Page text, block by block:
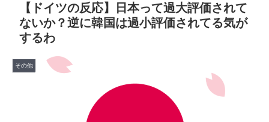
裁を海外メディアが報道！」
▶ フランス人「欲張りすぎだ」中村敬斗、ランス残留の可
能性を会長が示唆！移籍金が交渉の壁に..現地サポの本
音がこれ！【海外の反応】
【朗報】韓国人「日本のサッカー選手、90年代の映画ス
外国人「使い捨てだ」FIFA会長、辞任危機でトランプ政
【ドイツの反応】日本って過大評価されて
ないか？逆に韓国は過小評価されてる気が
するわ
その他